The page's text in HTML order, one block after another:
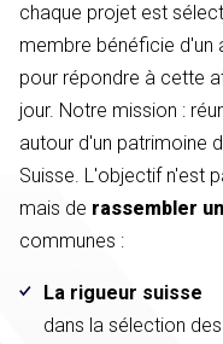
chaque projet est
membre bénéficie d'un
pour répondre à cette
jour. Notre mission :
autour d'un patrimoine
Suisse. L'objectif n'est
mais de rassembler
communes :
La rigueur suisse
dans la sélection